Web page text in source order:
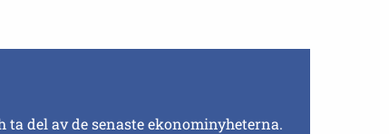
del av de senaste ekonominyheterna.